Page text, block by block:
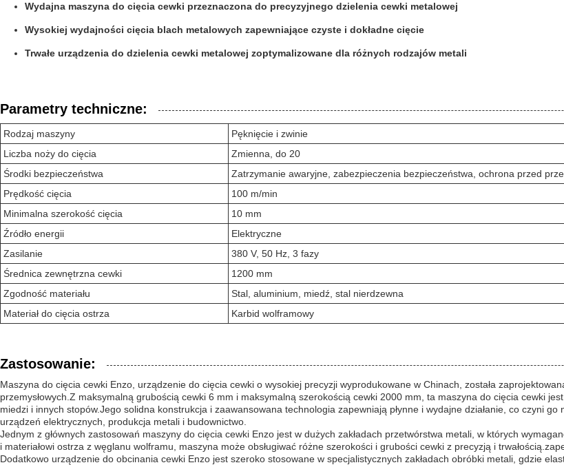
Wydajna maszyna do cięcia cewki przeznaczona do precyzyjnego dzielenia cewki metalowej
Wysokiej wydajności cięcia blach metalowych zapewniające czyste i dokładne cięcie
Trwałe urządzenia do dzielenia cewki metalowej zoptymalizowane dla różnych rodzajów metali
Parametry techniczne:
Rodzaj maszyny
Pęknięcie i zwinie
Liczba noży do cięcia
Zmienna, do 20
Środki bezpieczeństwa
Zatrzymanie awaryjne, zabezpieczenia bezpieczeństwa, ochrona przed
Prędkość cięcia
100 m/min
Minimalna szerokość cięcia
10 mm
Źródło energii
Elektryczne
Zasilanie
380 V, 50 Hz, 3 fazy
Średnica zewnętrzna cewki
1200 mm
Zgodność materiału
Stal, aluminium, miedź, stal nierdzewna
Materiał do cięcia ostrza
Karbid wolframowy
Zastosowanie:
Maszyna do cięcia cewki Enzo, urządzenie do cięcia cewki o wysokiej precyzji wyprodukowane w Chinach, została
przemysłowych.Z maksymalną grubością cewki 6 mm i maksymalną szerokością cewki 2000 mm, ta maszyna do cięcia cewki
miedzi i innych stopów.Jego solidna konstrukcja i zaawansowana technologia zapewniają płynne i wydajne działanie, co czyni
urządzeń elektrycznych, produkcja metali i budownictwo.
Jednym z głównych zastosowań maszyny do cięcia cewki Enzo jest w dużych zakładach przetwórstwa metali, w których
i materiałowi ostrza z węglanu wolframu, maszyna może obsługiwać różne szerokości i grubości cewki z precyzją i
Dodatkowo urządzenie do obcinania cewki Enzo jest szeroko stosowane w specjalistycznych zakładach obróbki metali, gdzie